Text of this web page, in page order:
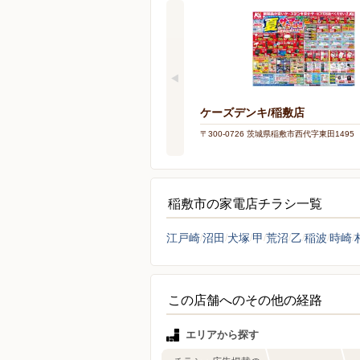
ケーズデンキ/稲敷店
〒300-0726 茨城県稲敷市西代字東田1495
稲敷市の家電店チラシ一覧
江戸崎沼田 犬塚 甲 荒沼 乙 稲波 時崎
この店舗へのその他の経路
エリアから探す